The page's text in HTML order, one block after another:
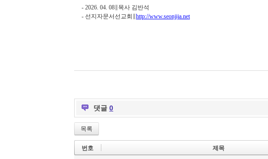
- 2026. 04. 08 목사 김반석
- 선지자문서선교회 http://www.seonjija.net
댓글 0
목록
번호 제목